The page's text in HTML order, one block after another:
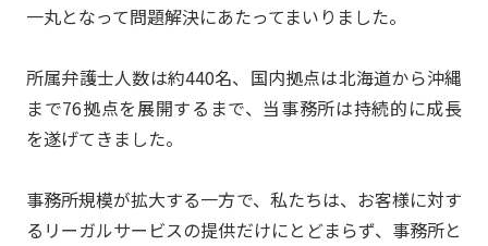
一丸となって問題解決にあたってまいりました。
所属弁護士人数は約440名、国内拠点は北海道から沖縄
まで76拠点を展開するまで、当事務所は持続的に成長
を遂げてきました。
事務所規模が拡大する一方で、私たちは、お客様に対す
るリーガルサービスの提供だけにとどまらず、事務所と